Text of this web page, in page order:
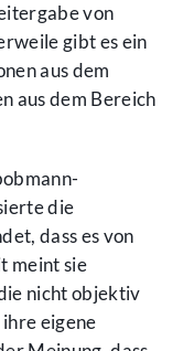
von
gibt es ein
aus dem
aus dem Bereich
die
dass es von
meint sie
nicht objektiv
eigene